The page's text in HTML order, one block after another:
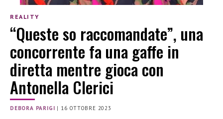
REALITY
“Queste so raccomandate”, una
concorrente fa una gaffe in
diretta mentre gioca con
Antonella Clerici
DEBORA PARIGI | 16 OTTOBRE 2023